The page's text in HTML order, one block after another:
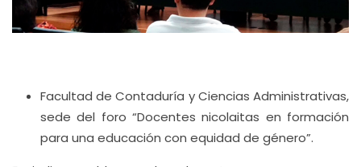
Facultad de Contaduría y Ciencias Administrativas,
sede del foro “Docentes nicolaitas en formación
para una educación con equidad de género”.